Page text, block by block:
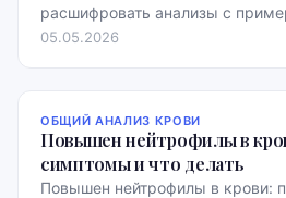
расшифровать анализы с
05.05.2026
ОБЩИЙ АНАЛИЗ КРОВИ
Повышен нейтрофилы в
симптомы и что делать
Повышен нейтрофилы в крови: